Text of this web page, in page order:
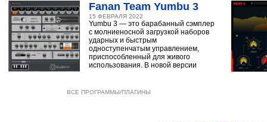
Fanan Team Yumbu 3
15 ФЕВРАЛЯ 2022
Yumbu 3 — это барабанный сэмплер
с молниеносной загрузкой наборов
ударных и быстрым
одноступенчатым управлением,
приспособленный для живого
использования. В новой версии
ВСЕ ПРОГРАММЫ/ПЛАГИНЫ